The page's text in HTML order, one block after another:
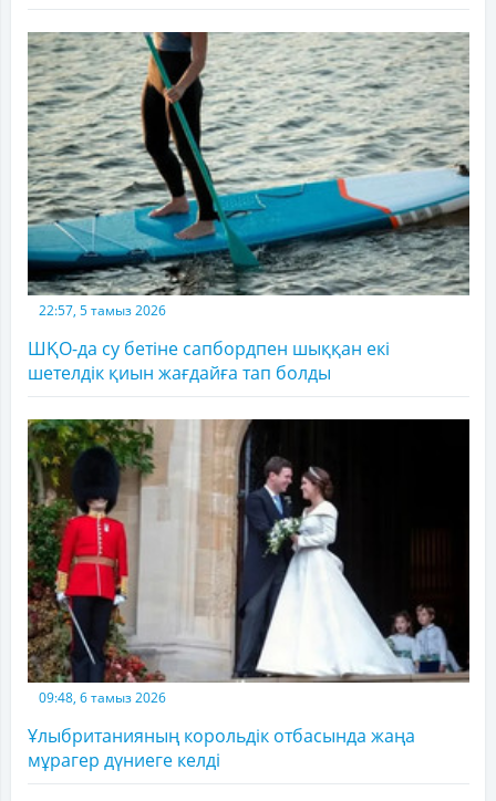
22:57, 5 тамыз 2026
ШҚО-да су бетіне сапбордпен шыққан екі
шетелдік қиын жағдайға тап болды
09:48, 6 тамыз 2026
Ұлыбританияның корольдік отбасында жаңа
мұрагер дүниеге келді